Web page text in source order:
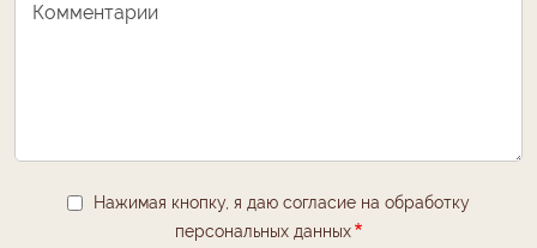
Комментарии
Нажимая кнопку, я даю согласие на обработку
персональных данных